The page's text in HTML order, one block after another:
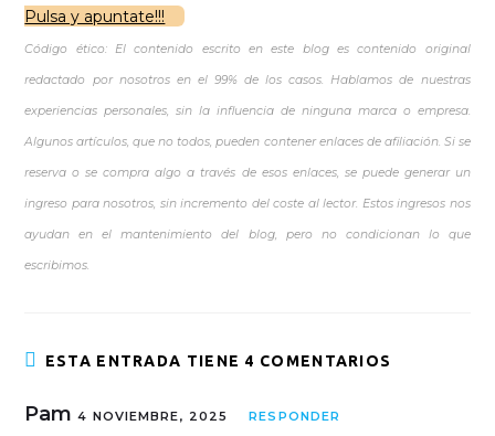
Pulsa y apuntate!!!
Código ético: El contenido escrito en este blog es contenido original
redactado por nosotros en el 99% de los casos. Hablamos de nuestras
experiencias personales, sin la influencia de ninguna marca o empresa.
Algunos artículos, que no todos, pueden contener enlaces de afiliación. Si se
reserva o se compra algo a través de esos enlaces, se puede generar un
ingreso para nosotros, sin incremento del coste al lector. Estos ingresos nos
ayudan en el mantenimiento del blog, pero no condicionan lo que
escribimos.
ESTA ENTRADA TIENE 4 COMENTARIOS
Pam4 NOVIEMBRE, 2025 RESPONDER